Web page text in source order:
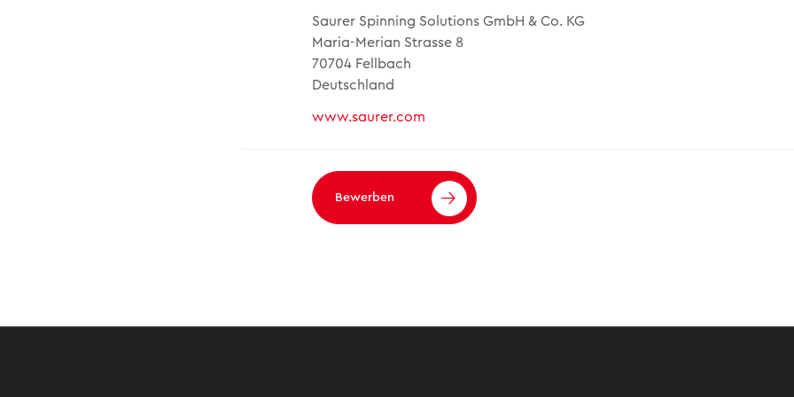
Saurer Spinning Solutions GmbH & Co. KG
Maria-Merian Strasse 8
70704 Fellbach
Deutschland
www.saurer.com
Bewerben